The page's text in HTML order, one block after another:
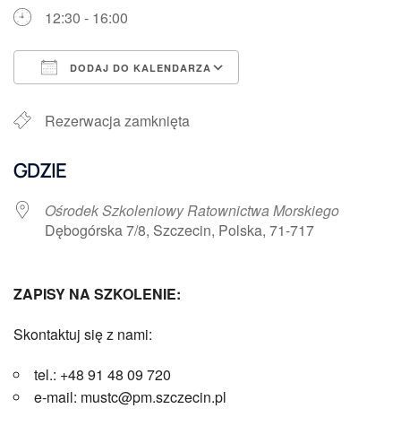
12:30 - 16:00
DODAJ DO KALENDARZA
Rezerwacja zamknięta
GDZIE
Ośrodek Szkoleniowy Ratownictwa Morskiego
Dębogórska 7/8, Szczecin, Polska, 71-717
ZAPISY NA SZKOLENIE:
Skontaktuj się z nami:
tel.: +48 91 48 09 720
e-mail: mustc@pm.szczecin.pl